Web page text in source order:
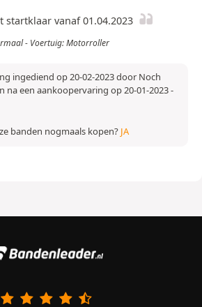
startklaar vanaf 01.04.2023
- Voertuig: Motorroller
ingediend op 20-02-2023 door Noch
na een aankoopervaring op 20-01-2023-
banden nogmaals kopen? JA